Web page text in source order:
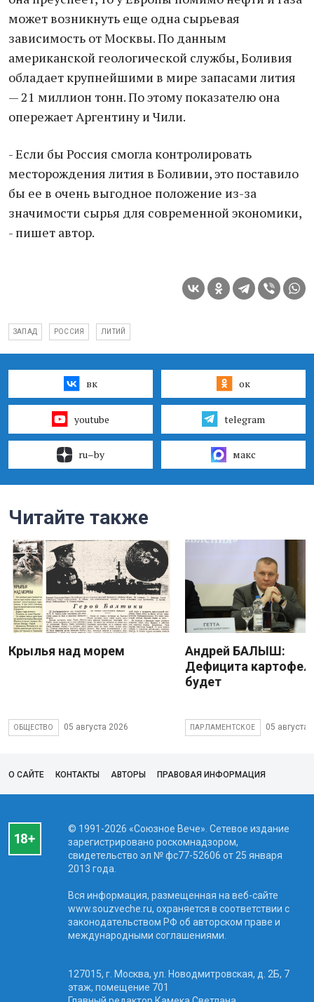
может возникнуть еще одна сырьевая
зависимость от Москвы. По данным
американской геологической службы, Боливия
обладает крупнейшими в мире запасами лития
— 21 миллион тонн. По этому показателю она
опережает Аргентину и Чили.
- Если бы Россия смогла контролировать
месторождения лития в Боливии, это поставило
бы ее в очень выгодное положение из-за
значимости сырья для современной экономики,
- пишет автор.
ЗАПАД РОССИЯ ЛИТИЙ
вк ок
youtube telegram
ru–by макс
Читайте также
Крылья над морем
ОБЩЕСТВО 05 августа 2026
Андрей БАЛЫШ:
Дефицита
будет
ПАРЛАМЕНТСКОЕ 05 августа
О САЙТЕ КОНТАКТЫ АВТОРЫ ПРАВОВАЯ ИНФОРМАЦИЯ
© 1991-2026 «Союзное Вече». Сетевое издание
зарегистрировано роскомнадзором,
свидетельство эл № фc77-52606 от 25 января
2013 года.
Вся информация, размещенная на веб-сайте
www.souzveche.ru, охраняется в соответствии с
законодательством РФ об авторском праве и
международными соглашениями.
127015, г. Москва, ул. Новодмитровская, д. 2Б, 7
этаж, помещение 701